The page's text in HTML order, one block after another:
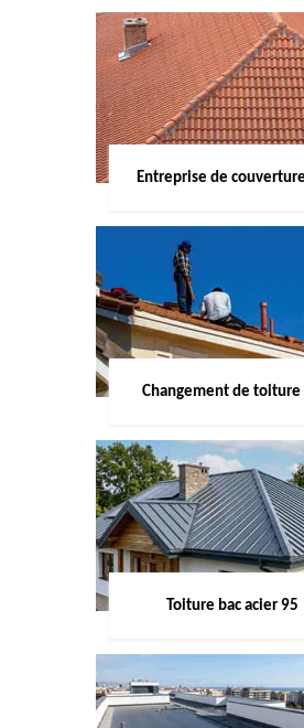
Entreprise de
Changement de toiture
Toiture bac acier 95